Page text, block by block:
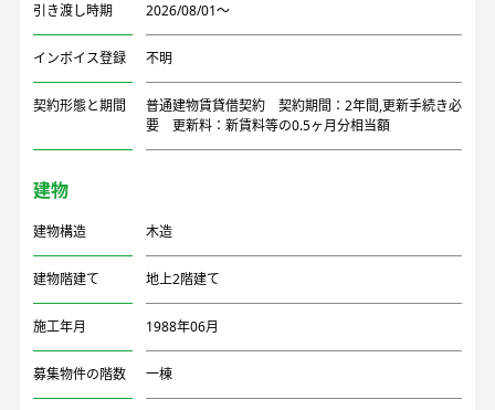
引き渡し時期 2026/08/01〜
インボイス登録 不明
契約形態と期間
普通建物賃貸借契約 契約期間：2年間,更新手続き必
要 更新料：新賃料等の0.5ヶ月分相当額
建物
建物構造 木造
建物階建て 地上2階建て
施工年月 1988年06月
募集物件の階数 一棟